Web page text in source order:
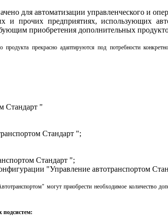
для автоматизации управленческого и
и прочих предприятиях, использующих
приобретения дополнительных
прекрасно адаптируются под потребности
Стандарт "
Стандарт ";
Стандарт ";
"Управление автотранспортом
могут приобрести необходимое количество
подсистем: